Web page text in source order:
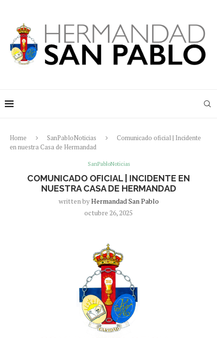
Home SanPabloNoticias
Comunicado oficial | Incidente
en nuestra Casa de Hermandad
SanPabloNoticias
COMUNICADO OFICIAL | INCIDENTE EN
NUESTRA CASA DE HERMANDAD
written byHermandad San Pablo
octubre 26, 2025